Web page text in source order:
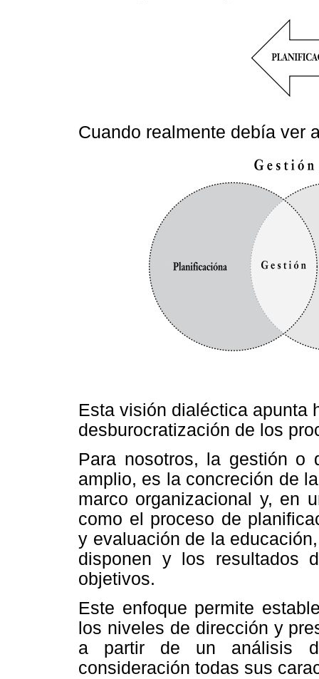
Cuando realmente debía ver
Esta visión dialéctica apunta
desburocratización de los
Para nosotros, la gestión o
amplio, es la concreción de
marco organizacional y, en
como el proceso de
y evaluación de la
disponen y los resultados
objetivos.
Este enfoque permite
los niveles de dirección y
a partir de un análisis
consideración todas sus